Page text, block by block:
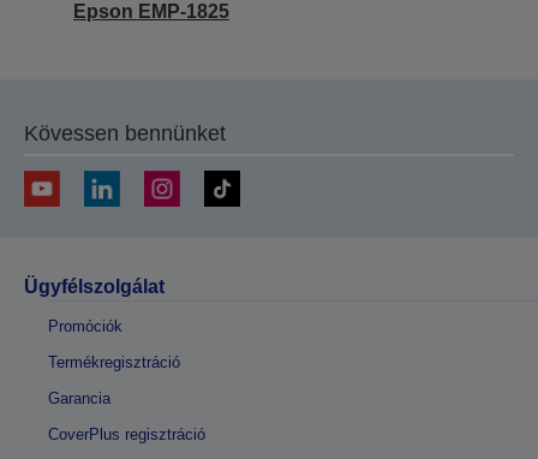
Epson EMP-1825
Kövessen bennünket
Ügyfélszolgálat
Promóciók
Termékregisztráció
Garancia
CoverPlus regisztráció